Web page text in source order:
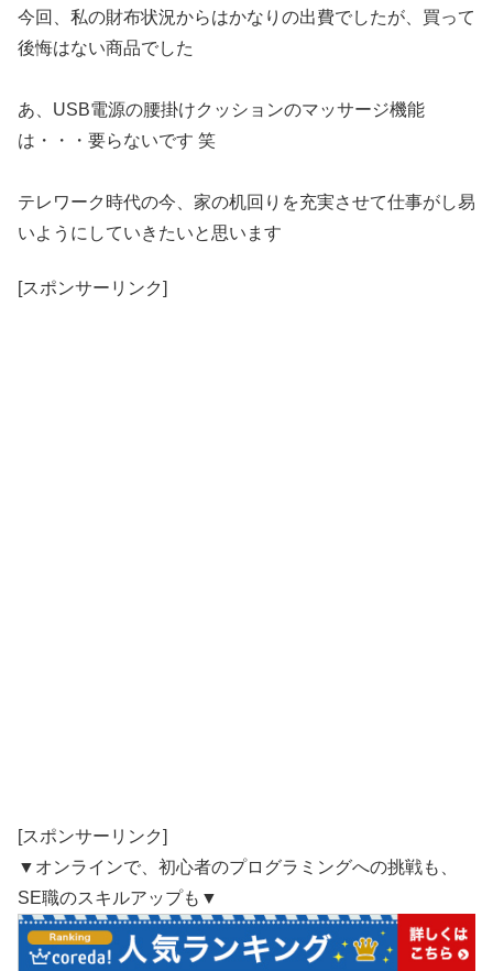
今回、私の財布状況からはかなりの出費でしたが、買って
後悔はない商品でした
あ、USB電源の腰掛けクッションのマッサージ機能
は・・・要らないです 笑
テレワーク時代の今、家の机回りを充実させて仕事がし易
いようにしていきたいと思います
[スポンサーリンク]
[スポンサーリンク]
▼オンラインで、初心者のプログラミングへの挑戦も、
SE職のスキルアップも▼